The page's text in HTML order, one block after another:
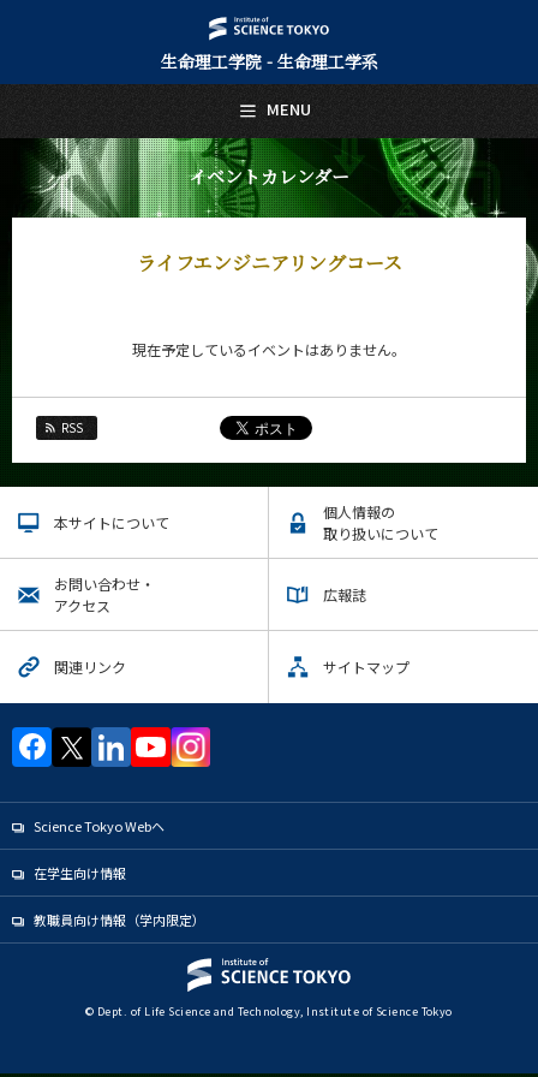
生命理工学院 - 生命理工学系
イベントカレンダー
ライフエンジニアリングコース
現在予定しているイベントはありません。
RSS
本サイトについて
個人情報の
取り扱いについて
お問い合わせ・
アクセス
広報誌
関連リンク サイトマップ
Science Tokyo Webヘ
在学生向け情報
教職員向け情報（学内限定）
© Dept. of Life Science and Technology, Institute of Science Tokyo
MENU
日本語 English
トップページ
Top Page
生命理工学系について
About Us
Faculty and Laboratories
未来
Future
Admissions
生命理工学系 News
イベントカレンダー
今後のイベント
今後の課程別イベント
学士課程
ライフエンジニアリングコース
人間医療科学技術コース
地球生命コース
超スマート社会卓越コース
年別アーカイブ